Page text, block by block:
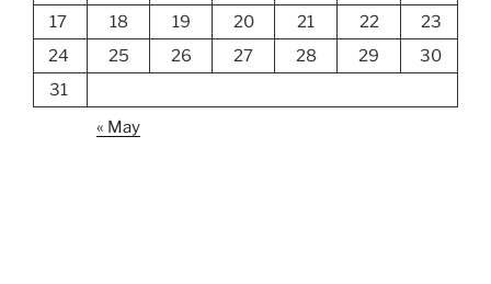
17
18 19 20 21 22
23
24
25 26 27 28 29
30
31
« May